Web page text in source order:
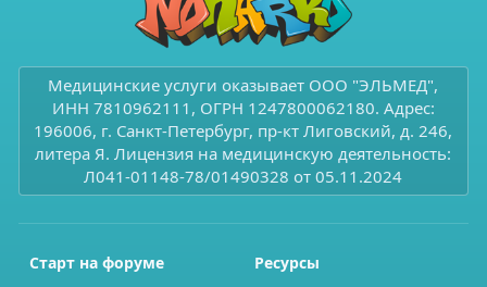
Медицинские услуги оказывает ООО "ЭЛЬМЕД",
ИНН 7810962111, ОГРН 1247800062180. Адрес:
196006, г. Санкт-Петербург, пр-кт Лиговский, д. 246,
литера Я. Лицензия на медицинскую деятельность:
Л041-01148-78/01490328 от 05.11.2024
Старт на форуме
Ресурсы